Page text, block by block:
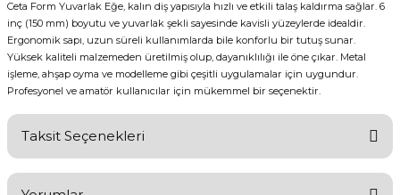
Ceta Form Yuvarlak Eğe, kalın diş yapısıyla hızlı ve etkili talaş kaldırma sağlar. 6
inç (150 mm) boyutu ve yuvarlak şekli sayesinde kavisli yüzeylerde idealdir.
Ergonomik sapı, uzun süreli kullanımlarda bile konforlu bir tutuş sunar.
Yüksek kaliteli malzemeden üretilmiş olup, dayanıklılığı ile öne çıkar. Metal
işleme, ahşap oyma ve modelleme gibi çeşitli uygulamalar için uygundur.
Profesyonel ve amatör kullanıcılar için mükemmel bir seçenektir.
Taksit Seçenekleri